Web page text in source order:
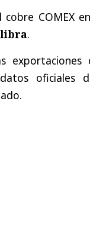
COMEX
libra.
oficiales